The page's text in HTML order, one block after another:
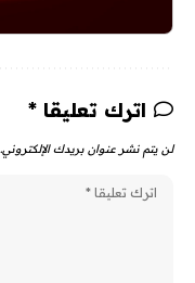
اترك تعليقا *
لن يتم نشر عنوان بريدك الإلكتروني.